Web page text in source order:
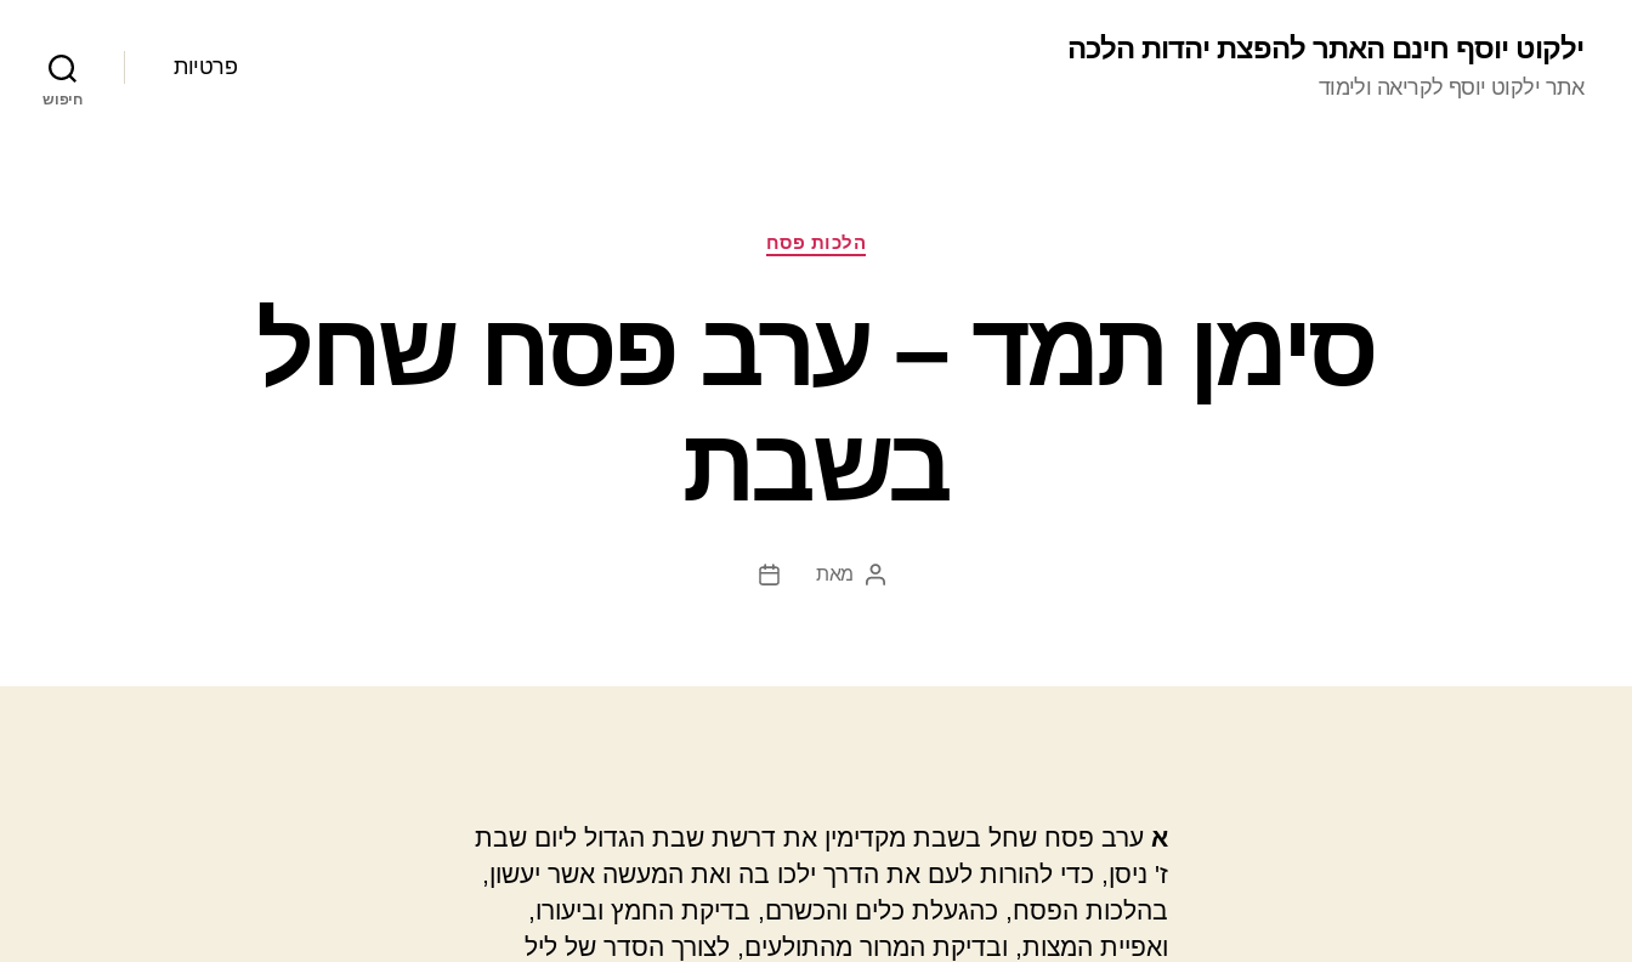
ילקוט יוסף חינם האתר להפצת יהדות הלכה
אתר ילקוט יוסף לקריאה ולימוד
פרטיות
חיפוש
קטגוריות
הלכות פסח
סימן תמד – ערב פסח שחל
בשבת
המחבר
מאת
תאריך
א ערב פסח שחל בשבת מקדימין את דרשת שבת הגדול ליום שבת
ז' ניסן, כדי להורות לעם את הדרך ילכו בה ואת המעשה אשר יעשון,
בהלכות הפסח, כהגעלת כלים והכשרם, בדיקת החמץ וביעורו,
ואפיית המצות, ובדיקת המרור מהתולעים, לצורך הסדר של ליל